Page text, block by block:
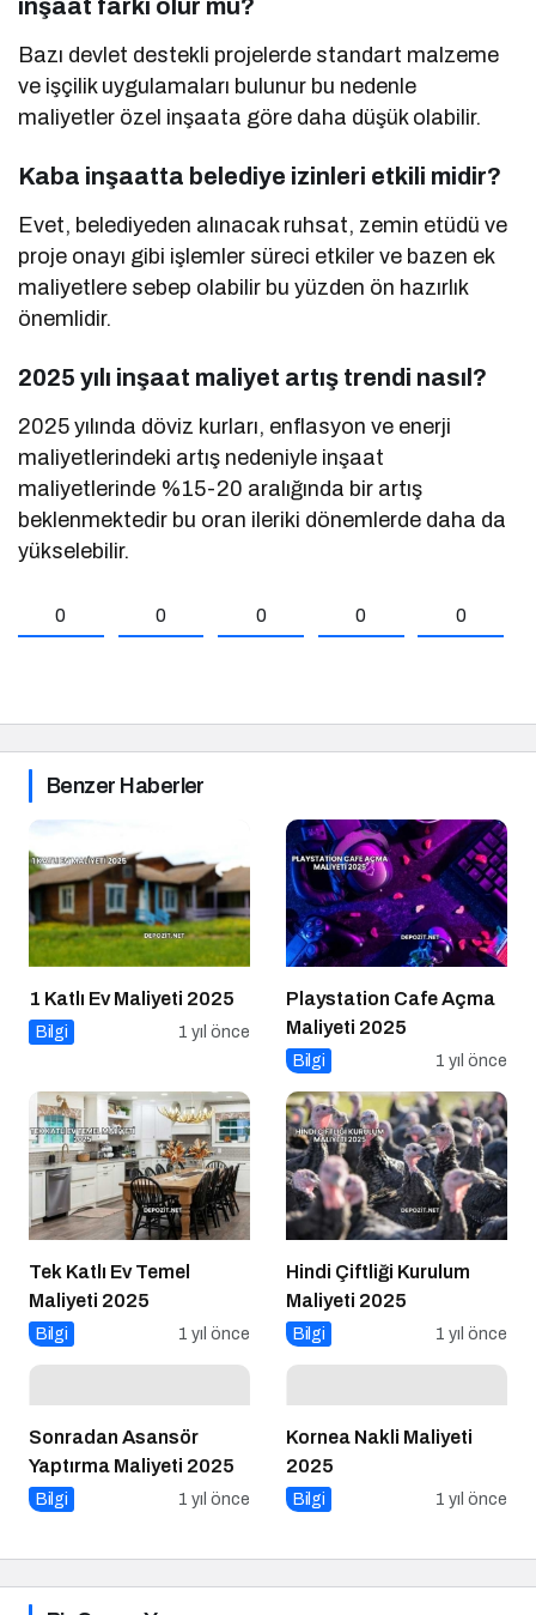
inşaat farkı olur mu?
Bazı devlet destekli projelerde standart malzeme
ve işçilik uygulamaları bulunur bu nedenle
maliyetler özel inşaata göre daha düşük olabilir.
Kaba inşaatta belediye izinleri etkili midir?
Evet, belediyeden alınacak ruhsat, zemin etüdü ve
proje onayı gibi işlemler süreci etkiler ve bazen ek
maliyetlere sebep olabilir bu yüzden ön hazırlık
önemlidir.
2025 yılı inşaat maliyet artış trendi nasıl?
2025 yılında döviz kurları, enflasyon ve enerji
maliyetlerindeki artış nedeniyle inşaat
maliyetlerinde %15-20 aralığında bir artış
beklenmektedir bu oran ileriki dönemlerde daha da
yükselebilir.
0 0 0 0 0
Benzer Haberler
1 Katlı Ev Maliyeti 2025
Bilgi 1 yıl önce
Playstation Cafe Açma
Maliyeti 2025
Bilgi 1 yıl önce
Tek Katlı Ev Temel
Maliyeti 2025
Bilgi 1 yıl önce
Hindi Çiftliği Kurulum
Maliyeti 2025
Bilgi 1 yıl önce
Sonradan Asansör
Yaptırma Maliyeti 2025
Bilgi 1 yıl önce
Kornea Nakli Maliyeti
2025
Bilgi 1 yıl önce